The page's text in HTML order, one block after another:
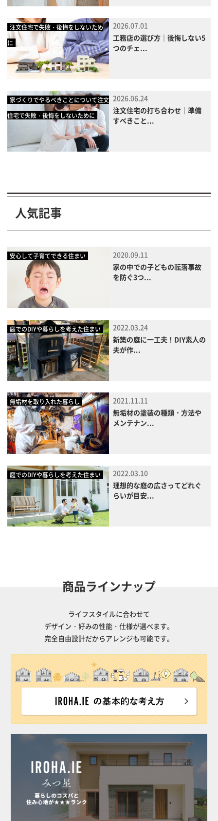
注文住宅で失敗・後悔をしないため
に
2026.07.01
工務店の選び方｜後悔しない5
つのチェ...
家づくりでやるべきことについて注文
住宅で失敗・後悔をしないために
2026.06.24
注文住宅の打ち合わせ｜準備
すべきこと...
人気記事
安心して子育てできる住まい
2020.09.11
家の中での子どもの転落事故
を防ぐ3つ...
庭でのDIYや暮らしを考えた住まい
2022.03.24
新築の庭に一工夫！DIY素人の
夫が作...
無垢材を取り入れた暮らし
2021.11.11
無垢材の塗装の種類・方法や
メンテナン...
庭でのDIYや暮らしを考えた住まい
2022.03.10
理想的な庭の広さってどれぐ
らいが目安...
商品ラインナップ
ライフスタイルに合わせて
デザイン・好みの性能・仕様が選べます。
完全自由設計だからアレンジも可能です。